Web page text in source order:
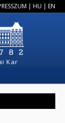
| HU | EN
Kar